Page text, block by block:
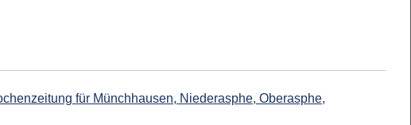
für Münchhausen, Niederasphe, Oberasphe,